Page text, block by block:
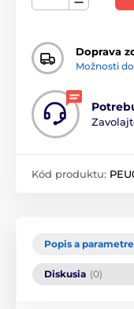
Doprava
Možnosti
Kód produktu:
Popis a parametre
Diskusia (0)